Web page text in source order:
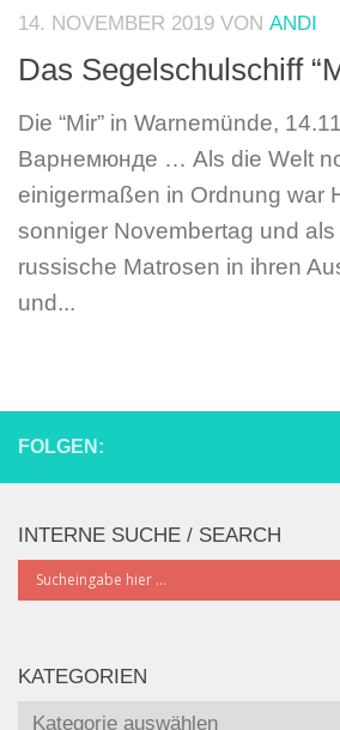
14. NOVEMBER 2019 VON ANDI
Das Segelschulschiff
Die “Mir” in Warnemünde,
Варнемюнде … Als die Welt
einigermaßen in Ordnung war
sonniger Novembertag und als
russische Matrosen in ihren
und...
FOLGEN:
INTERNE SUCHE / SEARCH
KATEGORIEN
Kategorien